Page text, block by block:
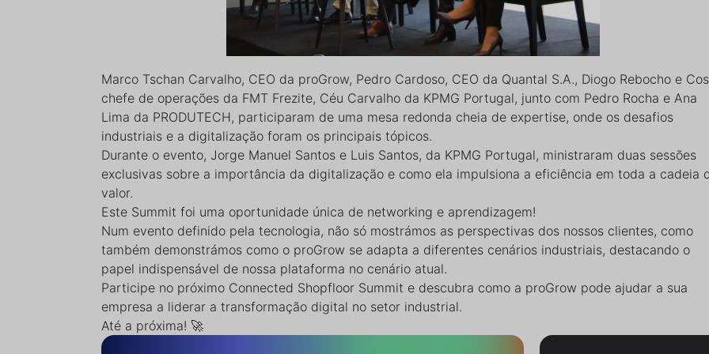
Marco Tschan Carvalho, CEO da proGrow, Pedro Cardoso, CEO da Quantal S.A., Diogo Rebocho e
chefe de operações da FMT Frezite, Céu Carvalho da KPMG Portugal, junto com Pedro Rocha e Ana
Lima da PRODUTECH, participaram de uma mesa redonda cheia de expertise, onde os desafios
industriais e a digitalização foram os principais tópicos.
Durante o evento, Jorge Manuel Santos e Luis Santos, da KPMG Portugal, ministraram duas sessões
exclusivas sobre a importância da digitalização e como ela impulsiona a eficiência em toda a cadeia
valor.
Este Summit foi uma oportunidade única de networking e aprendizagem!
Num evento definido pela tecnologia, não só mostrámos as perspectivas dos nossos clientes, como
também demonstrámos como o proGrow se adapta a diferentes cenários industriais, destacando o
papel indispensável de nossa plataforma no cenário atual.
Participe no próximo Connected Shopfloor Summit e descubra como a proGrow pode ajudar a sua
empresa a liderar a transformação digital no setor industrial.
Até a próxima! 🚀